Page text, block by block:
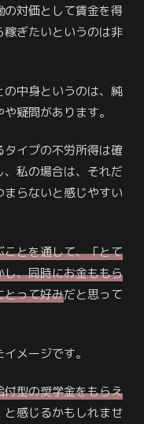
対価として賃金を得
ぎたいというのは非
中身というのは、純
疑問があります。
イプの不労所得は確
私の場合は、それだ
らないと感じやすい
ことを通して、「とて
、同時にお金ももら
とって好みだと思って
メージです。
型の奨学金をもらえ
と感じるかもしれませ